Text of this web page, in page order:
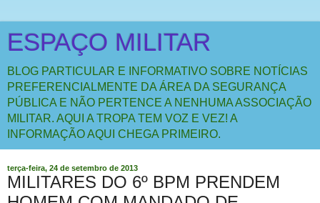
ESPAÇO MILITAR
BLOG PARTICULAR E INFORMATIVO SOBRE NOTÍCIAS
PREFERENCIALMENTE DA ÁREA DA SEGURANÇA
PÚBLICA E NÃO PERTENCE A NENHUMA ASSOCIAÇÃO
MILITAR. AQUI A TROPA TEM VOZ E VEZ! A
INFORMAÇÃO AQUI CHEGA PRIMEIRO.
terça-feira, 24 de setembro de 2013
MILITARES DO 6º BPM PRENDEM